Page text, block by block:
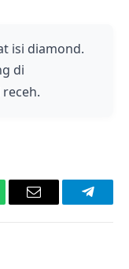
isi diamond.
di
Email